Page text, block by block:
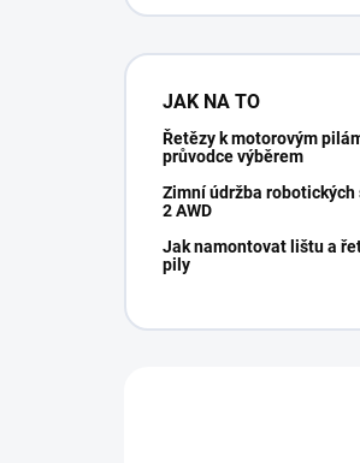
JAK NA TO
Řetězy k motorovým
průvodce výběrem
Zimní údržba robotických
2 AWD
Jak namontovat lištu a
pily